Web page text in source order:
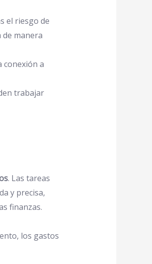
el riesgo de
manera
conexión a
trabajar
. Las tareas
y precisa,
finanzas.
los gastos